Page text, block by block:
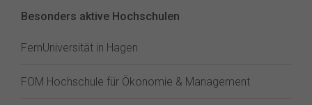
Besonders aktive Hochschulen
FernUniversität in Hagen
FOM Hochschule für Ökonomie & Management